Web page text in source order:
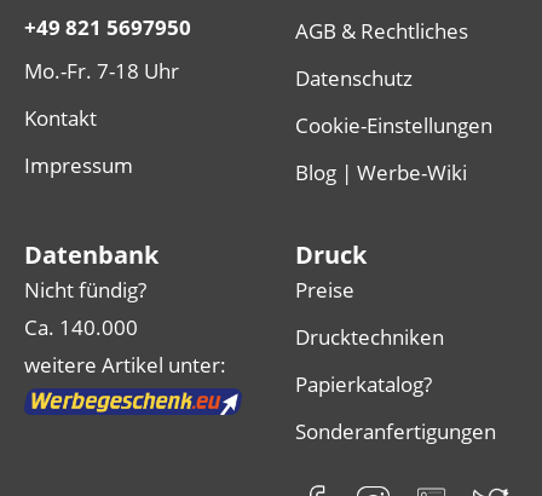
+49 821 5697950
Mo.-Fr. 7-18 Uhr
Kontakt
Impressum
AGB & Rechtliches
Datenschutz
Cookie-Einstellungen
Blog | Werbe-Wiki
Datenbank
Nicht fündig?
Ca. 140.000
weitere Artikel unter:
Druck
Preise
Drucktechniken
Papierkatalog?
Sonderanfertigungen